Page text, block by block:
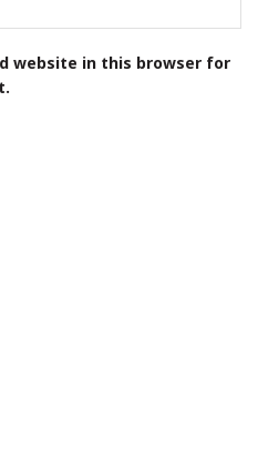
website in this browser for